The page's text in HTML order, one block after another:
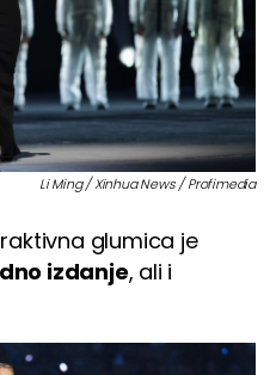
Li Ming / Xinhua News / Profimedia
glumica je
izdanje, ali i